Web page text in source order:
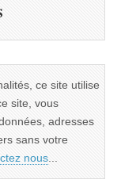
ce site utilise
site, vous
adresses
sans votre
nous